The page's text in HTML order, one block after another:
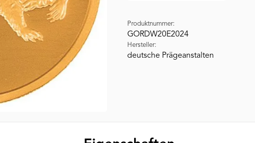
Produktnummer:
GORDW20E2024
Hersteller:
deutsche Prägeanstalten